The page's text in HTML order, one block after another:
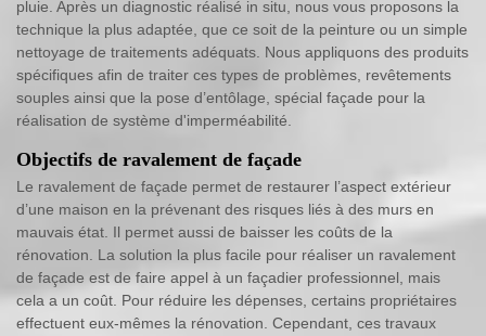
pluie. Après un diagnostic réalisé in situ, nous vous proposons la
technique la plus adaptée, que ce soit de la peinture ou un simple
nettoyage de traitements adéquats. Nous appliquons des produits
spécifiques afin de traiter ces types de problèmes, revêtements
souples ainsi que la pose d’entôlage, spécial façade pour la
réalisation de système d'imperméabilité.
Objectifs de ravalement de façade
Le ravalement de façade permet de restaurer l’aspect extérieur
d’une maison en la prévenant des risques liés à des murs en
mauvais état. Il permet aussi de baisser les coûts de la
rénovation. La solution la plus facile pour réaliser un ravalement
de façade est de faire appel à un façadier professionnel, mais
cela a un coût. Pour réduire les dépenses, certains propriétaires
effectuent eux-mêmes la rénovation. Cependant, ces travaux